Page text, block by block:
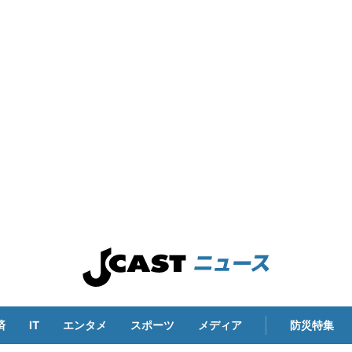
IT エンタメ スポーツ メディア 防災特集